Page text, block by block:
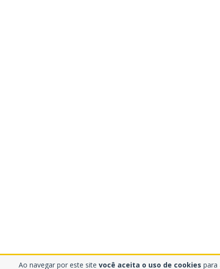
Ao navegar por este site você aceita o uso de cookies para